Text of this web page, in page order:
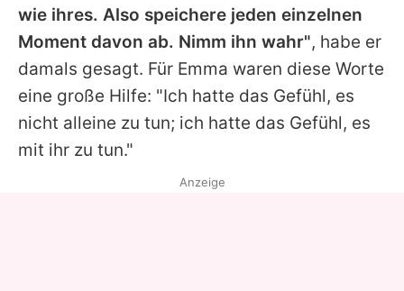
wie ihres. Also speichere jeden einzelnen
Moment davon ab. Nimm ihn wahr", habe er
damals gesagt. Für Emma waren diese Worte
eine große Hilfe: "Ich hatte das Gefühl, es
nicht alleine zu tun; ich hatte das Gefühl, es
mit ihr zu tun."
Anzeige